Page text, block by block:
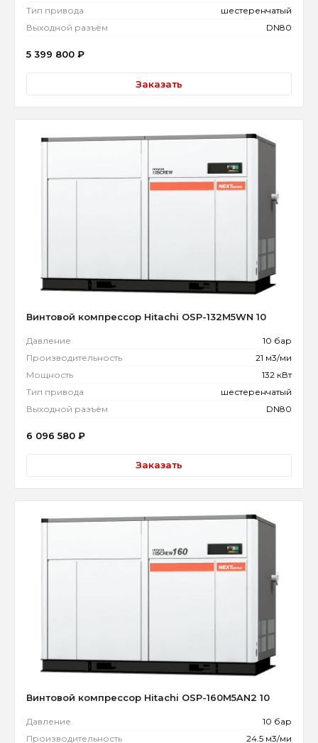
Тип привода
шестеренчатый
Выходной разъём
DN80
5 399 800 ₽
Заказать
Винтовой компрессор Hitachi OSP-132M5WN 10
Давление
10 бар
Производительность
21 м3/ми
Мощность
132 кВт
Тип привода
шестеренчатый
Выходной разъём
DN80
6 096 580 ₽
Заказать
Винтовой компрессор Hitachi OSP-160M5AN2 10
Давление
10 бар
Производительность
24.5 м3/ми